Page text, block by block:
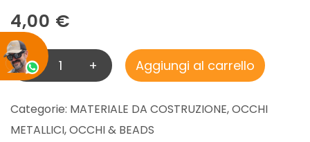
4,00 €
X
-
L
A
- + Aggiungi al carrello
Categorie: MATERIALE DA COSTRUZIONE,OCCHI
METALLICI,OCCHI & BEADS